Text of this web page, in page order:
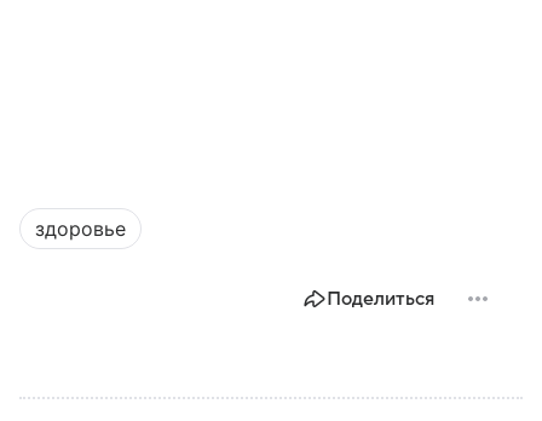
здоровье
Поделиться